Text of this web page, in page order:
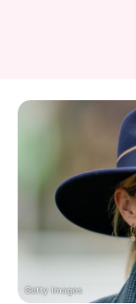
Getty Images